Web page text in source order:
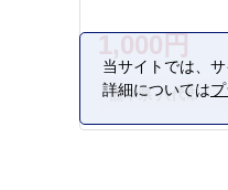
1,000円
熊本県 八代市
当サイトでは、
詳細については